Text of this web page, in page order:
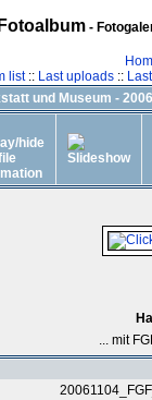
-
list:: Last uploads::
und Museum -
... mit